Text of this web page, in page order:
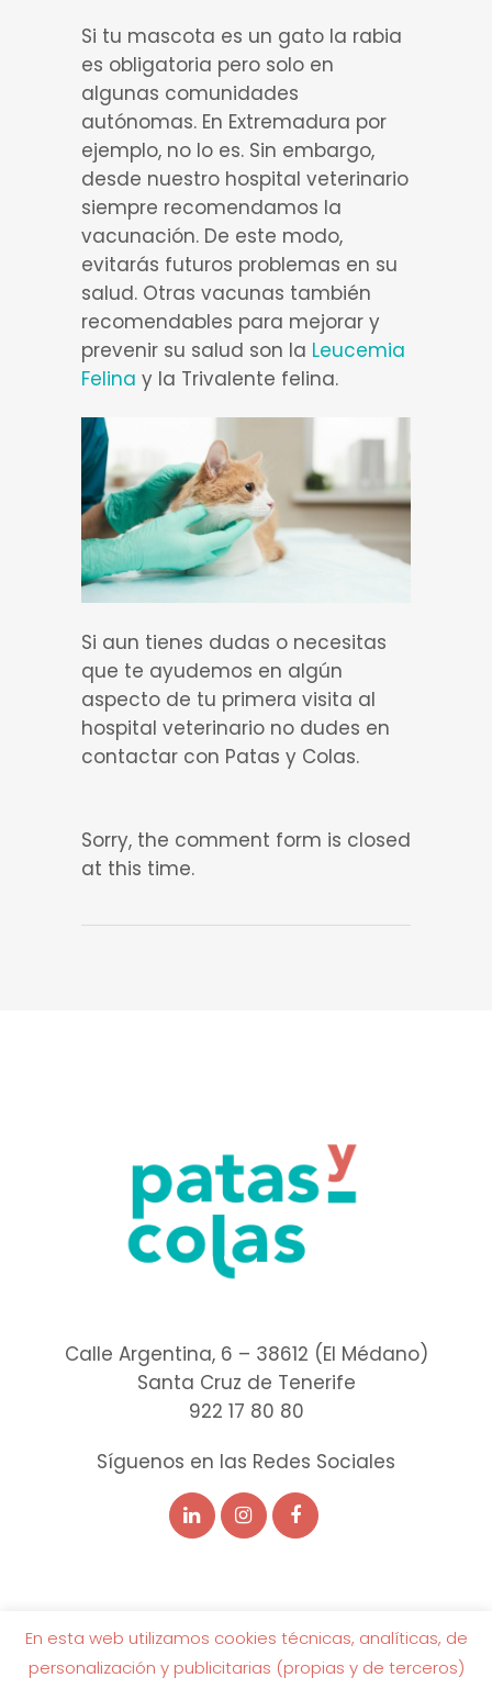
Si tu mascota es un gato la rabia
es obligatoria pero solo en
algunas comunidades
autónomas. En Extremadura por
ejemplo, no lo es. Sin embargo,
desde nuestro hospital veterinario
siempre recomendamos la
vacunación. De este modo,
evitarás futuros problemas en su
salud. Otras vacunas también
recomendables para mejorar y
prevenir su salud son la Leucemia
Felina y la Trivalente felina.
Si aun tienes dudas o necesitas
que te ayudemos en algún
aspecto de tu primera visita al
hospital veterinario no dudes en
contactar con Patas y Colas.
Sorry, the comment form is closed
at this time.
Calle Argentina, 6 – 38612 (El Médano)
Santa Cruz de Tenerife
922 17 80 80
Síguenos en las Redes Sociales
En esta web utilizamos cookies técnicas, analíticas, de
personalización y publicitarias (propias y de terceros)